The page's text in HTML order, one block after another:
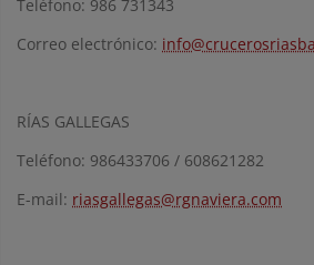
Teléfono: 986 731343
Correo electrónico:
RÍAS GALLEGAS
Teléfono: 986433706 / 608621282
E-mail: riasgallegas@rgnaviera.com